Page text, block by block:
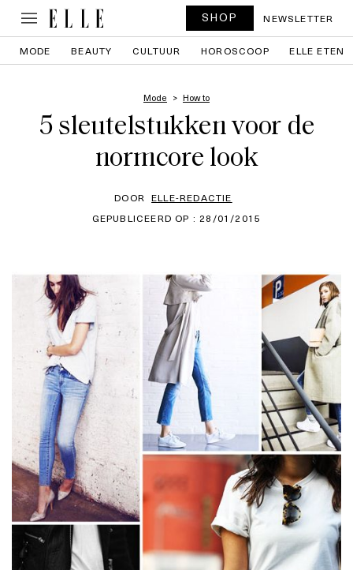
SHOP NEWSLETTER
MODE BEAUTY CULTUUR HOROSCOOP ELLE ETEN
Mode How to
5 sleutelstukken voor de
normcore look
DOOR ELLE-REDACTIE
GEPUBLICEERD OP : 28/01/2015